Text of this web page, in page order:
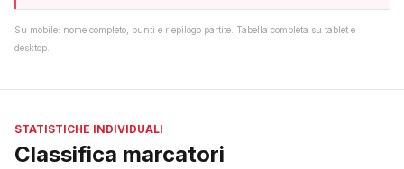
Su mobile: nome completo, punti e riepilogo partite. Tabella completa su tablet e
desktop.
STATISTICHE INDIVIDUALI
Classifica marcatori